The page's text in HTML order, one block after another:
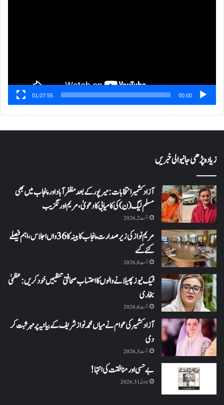
00:00
01:07:55
زیادہ پڑھی جانیوالی خبریں
آزاد کشمیر انتخابات: میرپور کے بعد مظفرآباد اور پنجاب میں بھی
مسلم لیگ (ن) کی کامیابی کا دعویٰ، مریم اورنگزیب
اگست 2, 2026
مریم نواز کی زیر صدارت پنجاب کابینہ کا 36واں اجلاس،اہم فیصلے
کئے گئے
اگست 6, 2026
فیک نیوز پھیلانے والوں کا احتساب صحافتی تنظیمیں خود کریں: عظمیٰ
بخاری
اگست 6, 2026
آزاد کشمیر کی عوام نے میاں محمد نواز شریف کے بیانیہ پر مہر ثبت کر
دی
اگست 3, 2026
بے حسی اور منافقت کی انتہا !
جولائی 31, 2026